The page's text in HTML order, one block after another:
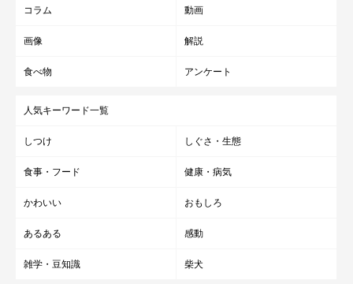
コラム 動画
画像 解説
食べ物 アンケート
人気キーワード一覧
しつけ しぐさ・生態
食事・フード 健康・病気
かわいい おもしろ
あるある 感動
雑学・豆知識 柴犬